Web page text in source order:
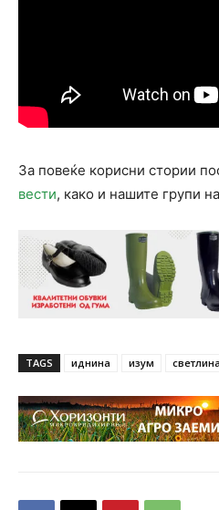
За повеќе корисни стории
вести, како и нашите групи на
TAGS иднина изум светлина